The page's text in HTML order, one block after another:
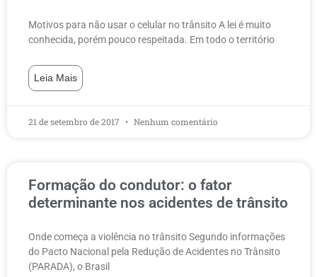
Motivos para não usar o celular no trânsito A lei é muito
conhecida, porém pouco respeitada. Em todo o território
Leia Mais
21 de setembro de 2017 Nenhum comentário
Formação do condutor: o fator
determinante nos acidentes de trânsito
Onde começa a violência no trânsito Segundo informações
do Pacto Nacional pela Redução de Acidentes no Trânsito
(PARADA), o Brasil